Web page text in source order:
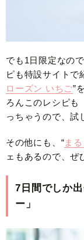
でも1日限定なの
ピも特設サイトで
ローズン いちご”
ろんこのレシピも
っちゃうので、試
その他にも、“ま
ェもあるので、ぜ
7日間でしか
ー」